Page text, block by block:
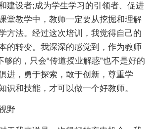
建设者;成为学生学习的引领者、促进
堂教学中，教师一定要从挖掘和理解
方法。经过这次培训，我觉得自己的
的转变。我深深的感觉到，作为教师
够的，只会“传道授业解惑”也不是好的
进，勇于探索，敢于创新，尊重学
识和技能，才可以做一个好教师。
野